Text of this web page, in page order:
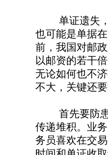
单证遗失，
也可能是单据
前，我国对邮
以邮资的若干
无论如何也不
不大，关键还
首先要防患
传递堆积。业
务员喜欢在交